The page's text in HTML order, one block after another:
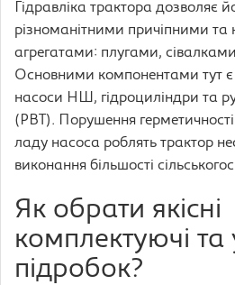
Гідравліка трактора дозволяє
різноманітними причіпними та
агрегатами: плугами,
Основними компонентами тут є
насоси НШ, гідроциліндри та
(РВТ). Порушення
ладу насоса роблять трактор
виконання більшості
Як обрати якісні
комплектуючі та
підробок?